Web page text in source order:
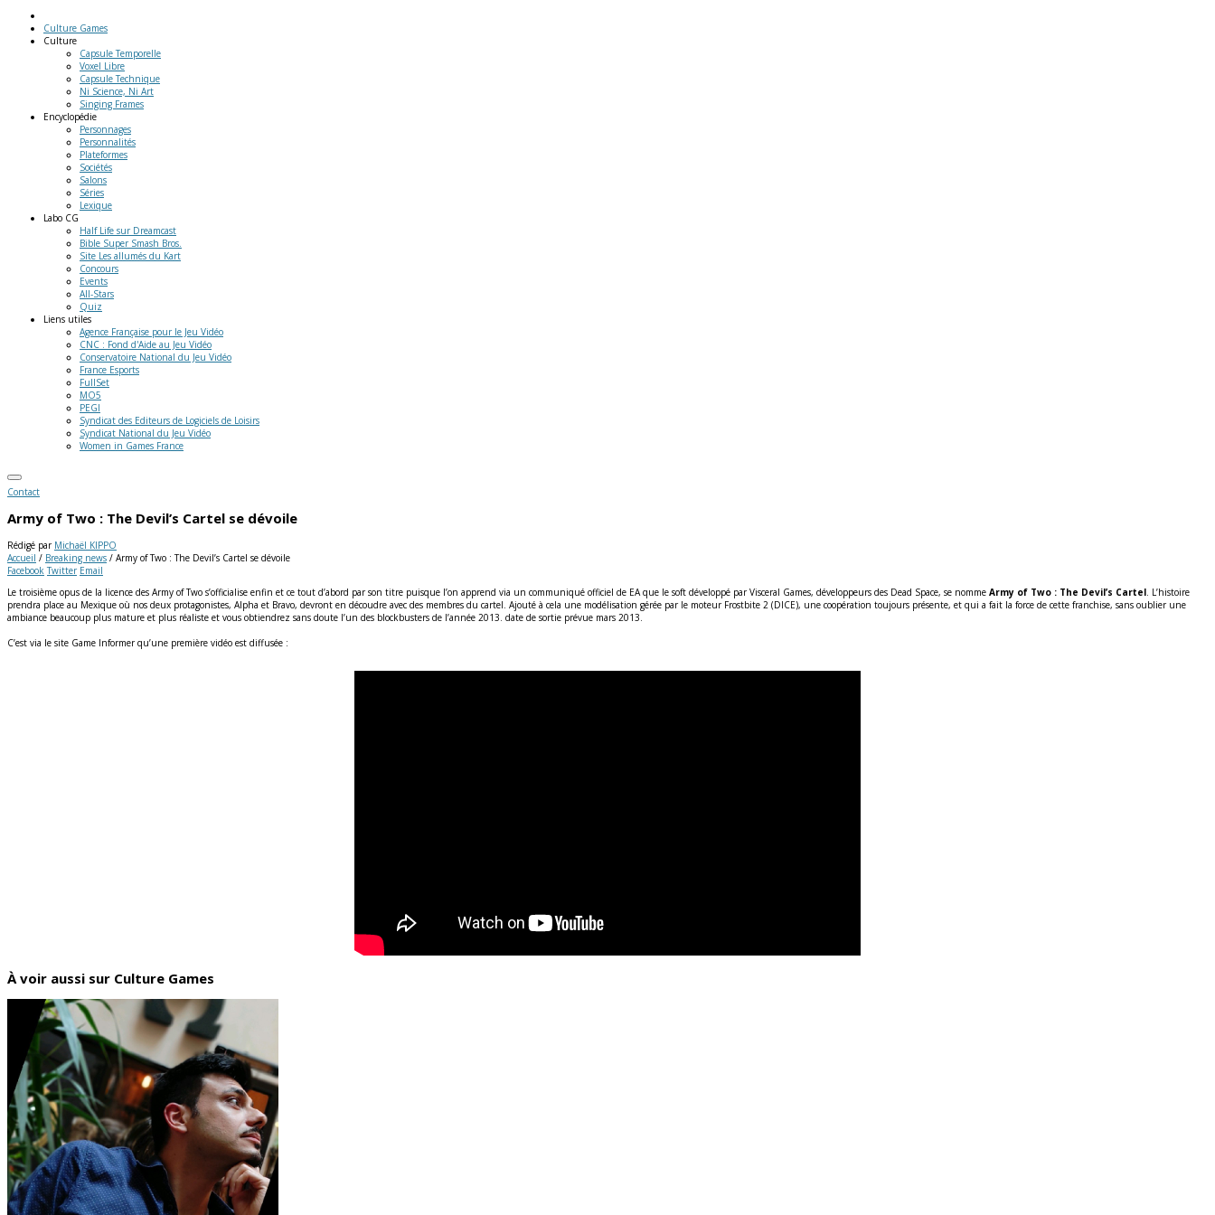
Culture Games
Culture
Capsule Temporelle
Voxel Libre
Capsule Technique
Ni Science, Ni Art
Singing Frames
Encyclopédie
Personnages
Personnalités
Plateformes
Sociétés
Salons
Séries
Lexique
Labo CG
Half Life sur Dreamcast
Bible Super Smash Bros.
Site Les allumés du Kart
Concours
Events
All-Stars
Quiz
Liens utiles
Agence Française pour le Jeu Vidéo
CNC : Fond d'Aide au Jeu Vidéo
Conservatoire National du Jeu Vidéo
France Esports
FullSet
MO5
PEGI
Syndicat des Editeurs de Logiciels de Loisirs
Syndicat National du Jeu Vidéo
Women in Games France
Contact
Army of Two : The Devil’s Cartel se dévoile
Rédigé par Michaël KIPPO
Accueil / Breaking news / Army of Two : The Devil’s Cartel se dévoile
Facebook Twitter Email
Le troisième opus de la licence des Army of Two s’officialise enfin et ce tout d’abord par son titre puisque l’on apprend via un communiqué officiel de EA que le soft développé par Visceral Games, développeurs des Dead Space, se nomme Army of Two : The Devil’s Cartel. L’histoire
prendra place au Mexique où nos deux protagonistes, Alpha et Bravo, devront en découdre avec des membres du cartel. Ajouté à cela une modélisation gérée par le moteur Frostbite 2 (DICE), une coopération toujours présente, et qui a fait la force de cette franchise, sans oublier une
ambiance beaucoup plus mature et plus réaliste et vous obtiendrez sans doute l’un des blockbusters de l’année 2013. date de sortie prévue mars 2013.
C’est via le site Game Informer qu’une première vidéo est diffusée :
À voir aussi sur Culture Games